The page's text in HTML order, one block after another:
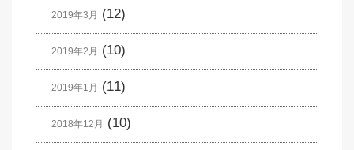
2019年3月 (12)
2019年2月 (10)
2019年1月 (11)
2018年12月 (10)